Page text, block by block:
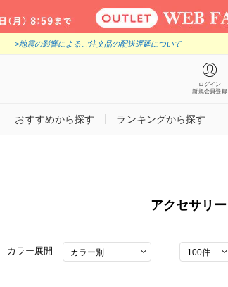
>地震の影響によるご注文品の配送遅延について
ログイン
新規会員登録
おすすめから探す ランキングから探す
アクセサリー
カラー展開